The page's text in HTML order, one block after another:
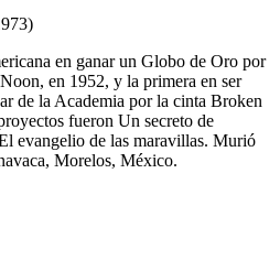
en ganar un Globo de Oro por
en 1952, y la primera en ser
de la Academia por la cinta Broken
fueron Un secreto de
evangelio de las maravillas. Murió
Morelos, México.